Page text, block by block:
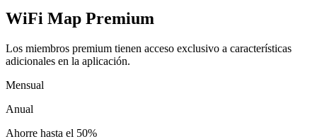
WiFi Map Premium
Los miembros premium tienen acceso exclusivo a características
adicionales en la aplicación.
Mensual
Anual
Ahorre hasta el 50%